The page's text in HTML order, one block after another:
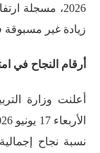
2026، مسجلة
زيادة غير مسبوقة
أرقام النجاح في
أعلنت وزارة